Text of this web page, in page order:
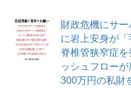
財政危機にサ
に岩上安身が
脊椎管狭窄症
ッシュフロー
300万円の私財